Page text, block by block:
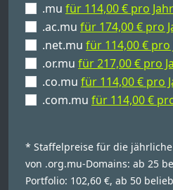
.mu für 114,00 € pro Jahr
.ac.mu für 174,00 € pro
.net.mu für 114,00 € pro
.or.mu für 217,00 € pro
.co.mu für 114,00 € pro
.com.mu für 114,00 €
* Staffelpreise für die
von .org.mu-Domains: ab 25
Portfolio: 102,60 €, ab 50